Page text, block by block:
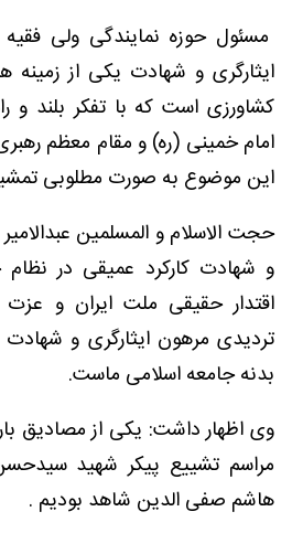
مسئول حوزه نمایندگی ولی
ایثارگری و شهادت یکی از زمینه
کشاورزی است که با تفکر بلند
امام خمینی (ره) و مقام معظم
این موضوع به صورت مطلوبی
حجت الاسلام و المسلمین
و شهادت کارکرد عمیقی در
اقتدار حقیقی ملت ایران و
تردیدی مرهون ایثارگری و
بدنه جامعه اسلامی ماست.
وی اظهار داشت: یکی از مصادیق
مراسم تشییع پیکر شهید
هاشم صفی الدین شاهد بودیم .